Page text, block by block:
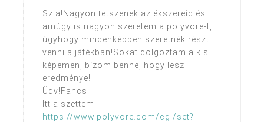
Szia!Nagyon tetszenek az ékszereid és
amúgy is nagyon szeretem a polyvore-t,
úgyhogy mindenképpen szeretnék részt
venni a játékban!Sokat dolgoztam a kis
képemen, bízom benne, hogy lesz
eredménye!
Üdv!Fancsi
Itt a szettem:
https://www.polyvore.com/cgi/set?